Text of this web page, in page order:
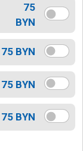
75
BYN
75 BYN
75 BYN
75 BYN